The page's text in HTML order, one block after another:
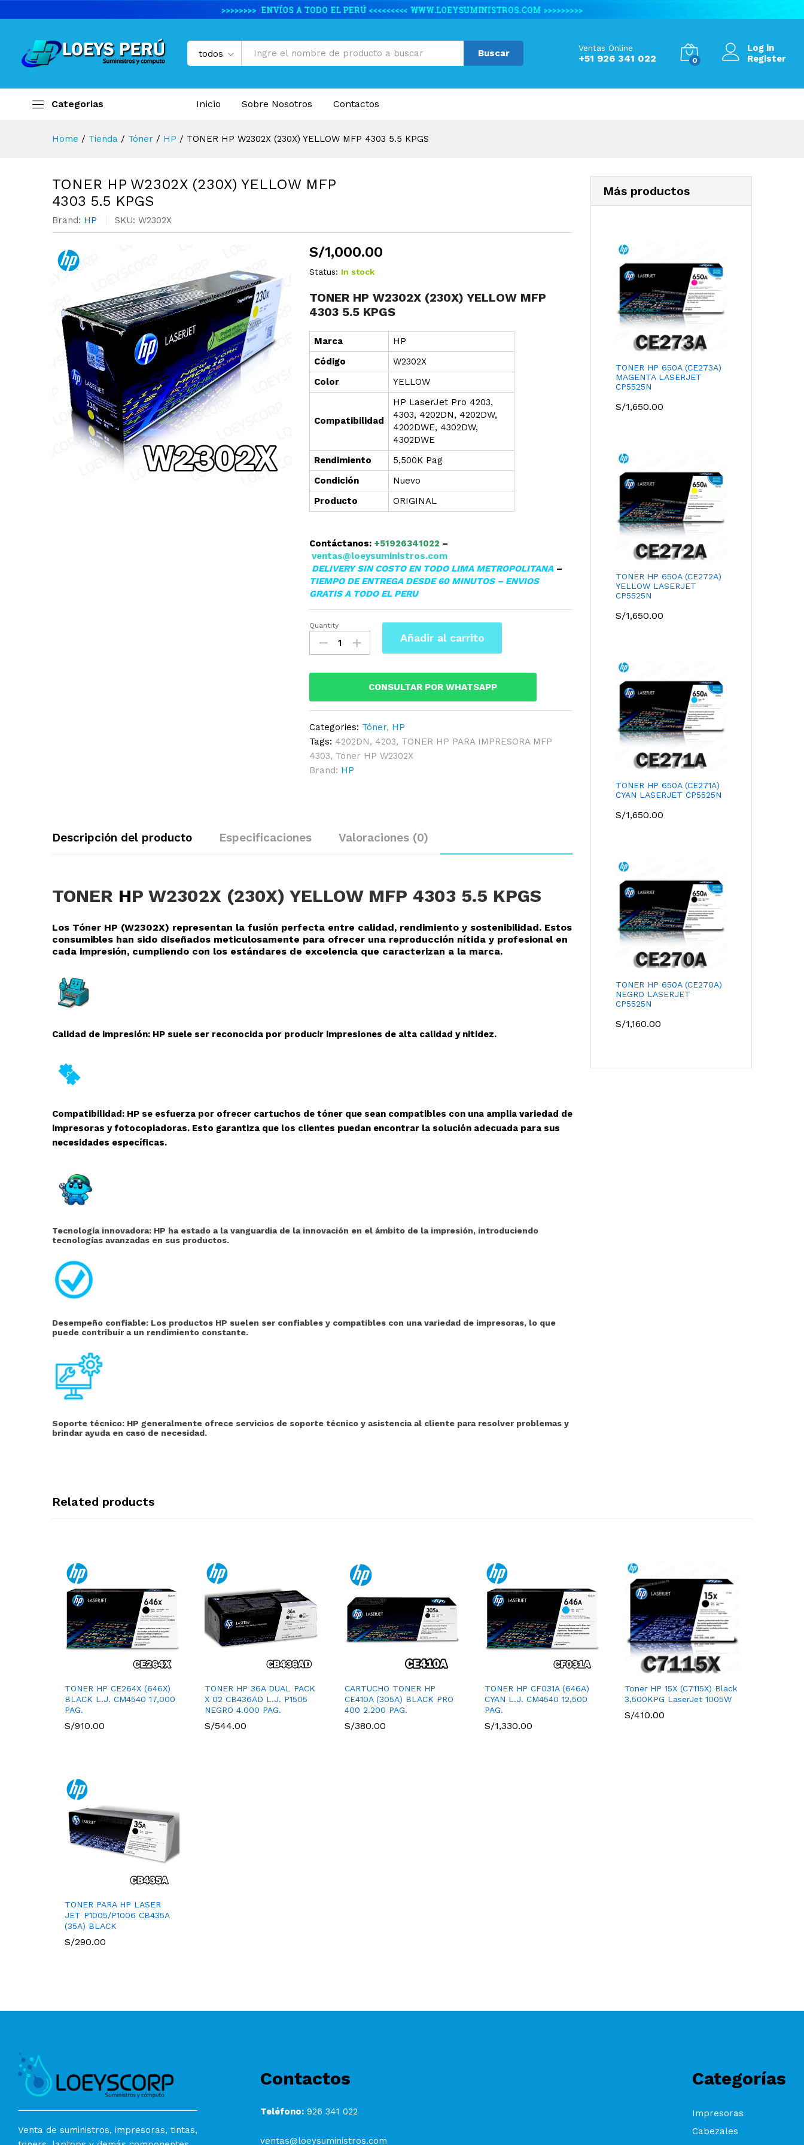
todos Buscar
Ventas Online
+51 926 341 022 0
Log in
Register
Categorias Inicio Sobre Nosotros Contactos
Home / Tienda / Tóner / HP / TONER HP W2302X (230X) YELLOW MFP 4303 5.5 KPGS
TONER HP W2302X (230X) YELLOW MFP
4303 5.5 KPGS
Brand: HP SKU: W2302X
S/1,000.00
Status: In stock
TONER HP W2302X (230X) YELLOW MFP
4303 5.5 KPGS
Marca
HP
Código
W2302X
Color
YELLOW
Compatibilidad
HP LaserJet Pro 4203,
4303, 4202DN, 4202DW,
4202DWE, 4302DW,
4302DWE
Rendimiento
5,500K Pag
Condición
Nuevo
Producto
ORIGINAL
Contáctanos: +51926341022 –
ventas@loeysuministros.com
DELIVERY SIN COSTO EN TODO LIMA METROPOLITANA –
TIEMPO DE ENTREGA DESDE 60 MINUTOS – ENVIOS
GRATIS A TODO EL PERU
TONER
HP
W2302X
(230X)
MFP
5.5
KPGS
quantity
Quantity
Añadir al carrito
CONSULTAR POR WHATSAPP
Categories: Tóner, HP
Tags: 4202DN, 4203, TONER HP PARA IMPRESORA MFP
4303, Tóner HP W2302X
Brand: HP
Descripción del producto Especificaciones Valoraciones (0)
TONER HP W2302X (230X) YELLOW MFP 4303 5.5 KPGS
Los Tóner HP (W2302X) representan la fusión perfecta entre calidad, rendimiento y sostenibilidad. Estos
consumibles han sido diseñados meticulosamente para ofrecer una reproducción nítida y profesional en
cada impresión, cumpliendo con los estándares de excelencia que caracterizan a la marca.
Calidad de impresión: HP suele ser reconocida por producir impresiones de alta calidad y nitidez.
Compatibilidad: HP se esfuerza por ofrecer cartuchos de tóner que sean compatibles con una amplia variedad de
impresoras y fotocopiadoras. Esto garantiza que los clientes puedan encontrar la solución adecuada para sus
necesidades específicas.
Tecnología innovadora: HP ha estado a la vanguardia de la innovación en el ámbito de la impresión, introduciendo
tecnologías avanzadas en sus productos.
Desempeño confiable: Los productos HP suelen ser confiables y compatibles con una variedad de impresoras, lo que
puede contribuir a un rendimiento constante.
Soporte técnico: HP generalmente ofrece servicios de soporte técnico y asistencia al cliente para resolver problemas y
brindar ayuda en caso de necesidad.
Más productos
TONER HP 650A (CE273A)
MAGENTA LASERJET
CP5525N
S/1,650.00
TONER HP 650A (CE272A)
YELLOW LASERJET
CP5525N
S/1,650.00
TONER HP 650A (CE271A)
CYAN LASERJET CP5525N
S/1,650.00
TONER HP 650A (CE270A)
NEGRO LASERJET
CP5525N
S/1,160.00
Related products
TONER HP CE264X (646X)
BLACK L.J. CM4540 17,000
PAG.
S/910.00
TONER HP 36A DUAL PACK
X 02 CB436AD L.J. P1505
NEGRO 4.000 PAG.
S/544.00
CARTUCHO TONER HP
CE410A (305A) BLACK PRO
400 2.200 PAG.
S/380.00
TONER HP CF031A (646A)
CYAN L.J. CM4540 12,500
PAG.
S/1,330.00
Toner HP 15X (C7115X) Black
3,500KPG LaserJet 1005W
S/410.00
TONER PARA HP LASER
JET P1005/P1006 CB435A
(35A) BLACK
S/290.00
Venta de suministros, impresoras, tintas,
Contactos
Teléfono: 926 341 022
ventas@loeysuministros.com
Categorías
Impresoras
Cabezales
Descripción del producto Especificaciones Valoraciones (0)
S/